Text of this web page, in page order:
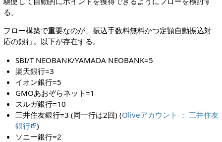
る。
フロー構築で重要なのが、振込手数料無料かつ定額自動振込対
応の銀行。以下が存在する。
SBI/T NEOBANK/YAMADA NEOBANK=5
楽天銀行=3
イオン銀行=5
GMOあおぞらネット=1
スルガ銀行=10
三井住友銀行=3 (同一行は2回) (Oliveアカウント ： 三井住友
銀行
)
ソニー銀行=2